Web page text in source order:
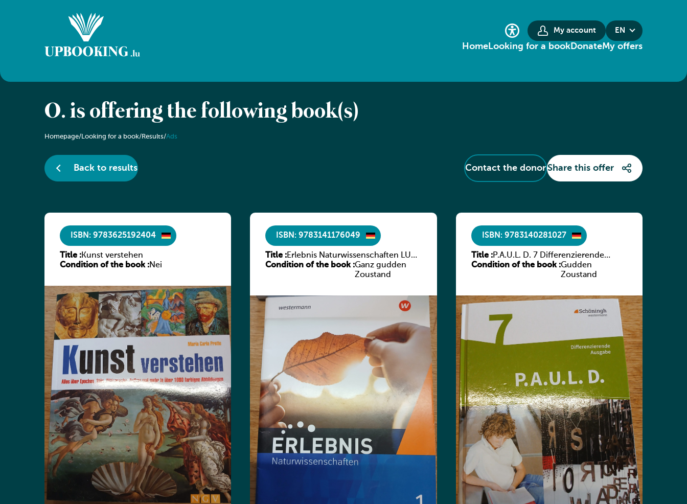
My account EN
HomeLooking for a bookDonateMy offers
O. is offering the following book(s)
Homepage/Looking for a book/Results/Ads
Back to results Contact the donorShare this offer
ISBN: 9783625192404
Title :Kunst verstehen
Condition of the book :Nei
ISBN: 9783141176049
Title :Erlebnis Naturwissenschaften LUX
2021 AH 1
Condition of the book :Ganz gudden
Zoustand
ISBN: 9783140281027
Title :P.A.U.L. D. 7 Differenzierende
Ausgabe
Condition of the book :Gudden
Zoustand